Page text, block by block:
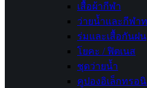
เสื้อผ้ากีฬา
ว่ายน้ำและกีฬา
ร่มและเสื้อกันฝน
โยคะ / ฟิตเนส
ชุดว่ายน้ำ
คูปองอิเล็กทรอ